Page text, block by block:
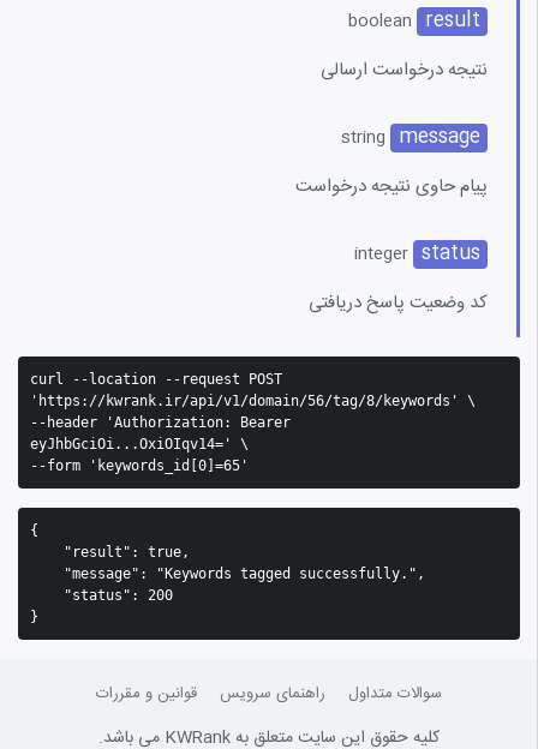
result
boolean
نتیجه درخواست ارسالی
message
string
پیام حاوی نتیجه درخواست
status
integer
کد وضعیت پاسخ دریافتی
curl --location --request POST
'https://kwrank.ir/api/v1/domain/56/tag/8/keywords' \
--header 'Authorization: Bearer
eyJhbGciOi...OxiOIqv14=' \
--form 'keywords_id[0]=65'
{
}
سوالات متداول راهنمای سرویس قوانین و مقررات
کلیه حقوق این سایت متعلق به KWRank می باشد.